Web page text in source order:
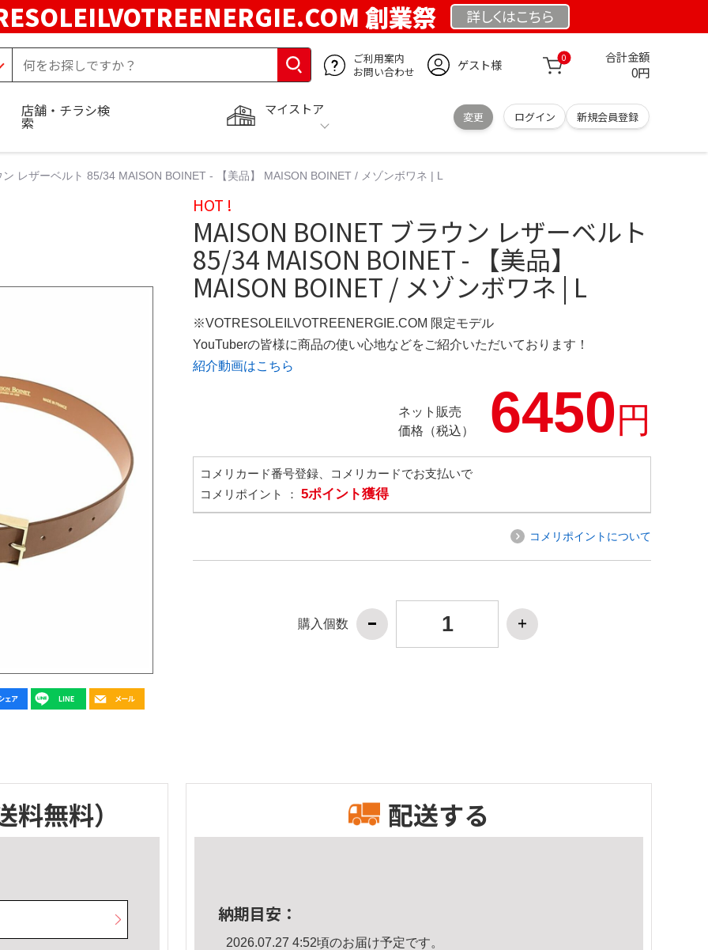
創業祭 詳しくはこちら
ご利用案内
お問い合わせ
ゲスト様 0 合計金額
0円
マイストア
変更 ログイン 新規会員登録
店舗・チラシ検
索
レザーベルト 85/34 MAISON BOINET - 【美品】 MAISON BOINET / メゾンボワネ | L
HOT !
MAISON BOINET ブラウン レザーベルト
85/34 MAISON BOINET - 【美品】
MAISON BOINET / メゾンボワネ | L
※VOTRESOLEILVOTREENERGIE.COM 限定モデル
YouTuberの皆様に商品の使い心地などをご紹介いただいております！
紹介動画はこちら
ネット販売
価格（税込）
6450円
コメリカード番号登録、コメリカードでお支払いで
コメリポイント ： 5ポイント獲得
コメリポイントについて
購入個数
料無料） 配送する
納期目安：
2026.07.27 4:52頃のお届け予定です。